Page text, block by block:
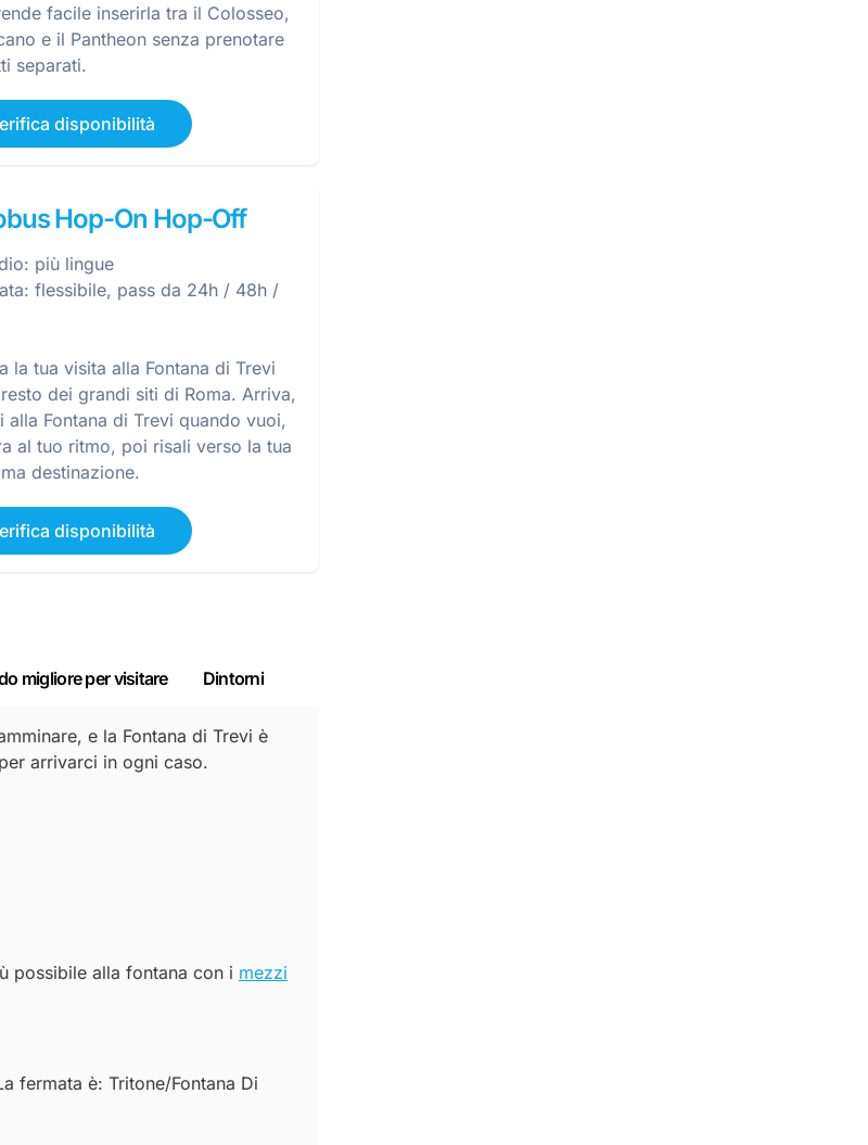
facile inserirla tra il Colosseo,
e il Pantheon senza prenotare
separati.
disponibilità
Hop-On Hop-Off
più lingue
flessibile, pass da 24h / 48h /
la tua visita alla Fontana di Trevi
dei grandi siti di Roma. Arriva,
alla Fontana di Trevi quando vuoi,
al tuo ritmo, poi risali verso la tua
destinazione.
disponibilità
migliore per visitare Dintorni
e la Fontana di Trevi è
arrivarci in ogni caso.
possibile alla fontana con i mezzi
fermata è: Tritone/Fontana Di